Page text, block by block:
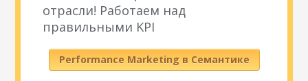
отрасли! Работаем над
правильными KPI
Performance Marketing в Семантике